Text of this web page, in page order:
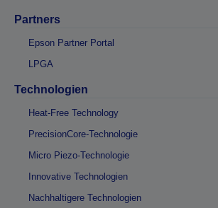
Partners
Epson Partner Portal
LPGA
Technologien
Heat-Free Technology
PrecisionCore-Technologie
Micro Piezo-Technologie
Innovative Technologien
Nachhaltigere Technologien